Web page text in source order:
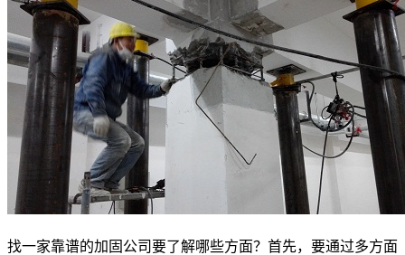
找一家靠谱的加固公司要了解哪些方面？首先，要通过多方面